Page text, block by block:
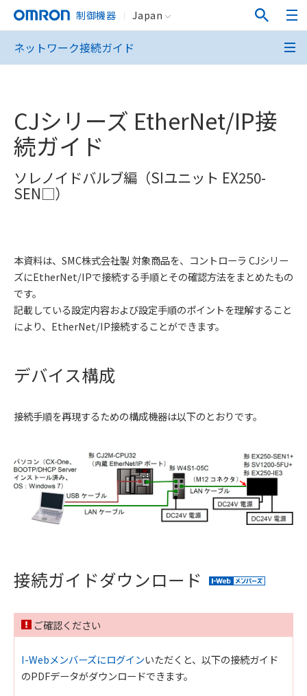
制御機器 Japan
ネットワーク接続ガイド
CJシリーズ EtherNet/IP接
続ガイド
ソレノイドバルブ編（SIユニット EX250-
SEN□）
本資料は、SMC株式会社製 対象商品を、コントローラ CJシリー
ズにEtherNet/IPで接続する手順とその確認方法をまとめたもの
です。
記載している設定内容および設定手順のポイントを理解すること
により、EtherNet/IP接続することができます。
デバイス構成
接続手順を再現するための構成機器は以下のとおりです。
接続ガイドダウンロード
ご確認ください
I-Webメンバーズにログインいただくと、以下の接続ガイド
のPDFデータがダウンロードできます。